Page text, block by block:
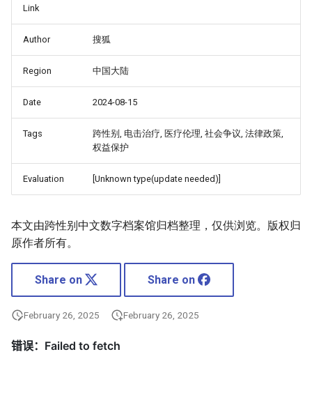
Link
Author 搜狐
Region 中国大陆
Date 2024-08-15
Tags
跨性别, 电击治疗, 医疗伦理, 社会争议, 法律政策,
权益保护
Evaluation [Unknown type(update needed)]
本文由跨性别中文数字档案馆归档整理，仅供浏览。版权归
原作者所有。
Share on Share on
February 26, 2025 February 26, 2025